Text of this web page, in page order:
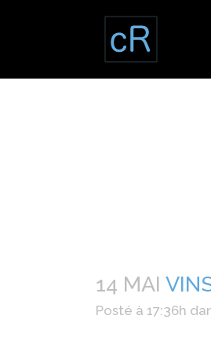
14 MAI
Posté à 17:36h